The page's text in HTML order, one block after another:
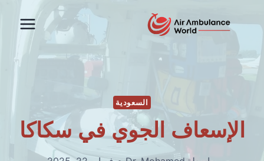
إلى
المحتوى
السعودية
الإسعاف الجوي في سكاكا